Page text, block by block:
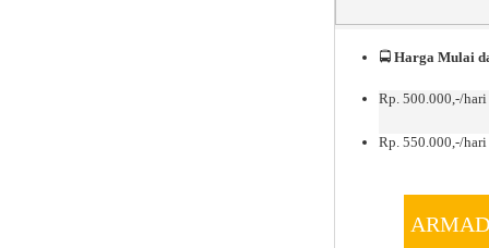
🚍 Harga Mulai
Rp. 500.000,-/
Rp. 550.000,-/